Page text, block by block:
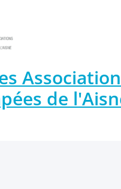
de